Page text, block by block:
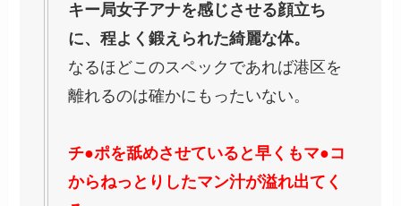
キー局女子アナを感じさせる顔立ち
に、程よく鍛えられた綺麗な体。
なるほどこのスペックであれば港区を
離れるのは確かにもったいない。
チ●ポを舐めさせていると早くもマ●コ
からねっとりしたマン汁が溢れ出てく